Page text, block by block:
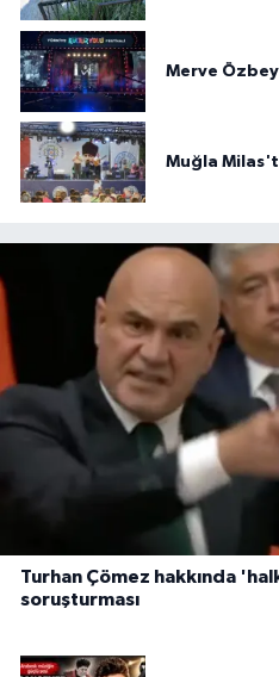
Merve
Muğla
Turhan Çömez hakkında
soruşturması